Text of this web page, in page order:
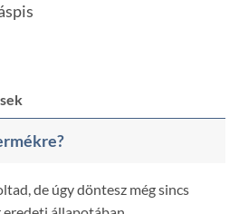
de úgy döntesz még sincs